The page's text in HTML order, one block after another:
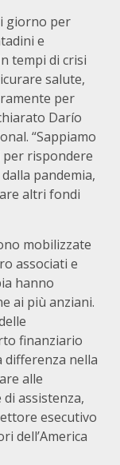
giorno per
e
tempi di crisi
salute,
per
Darío
“Sappiamo
rispondere
pandemia,
altri fondi
mobilizzate
associati e
hanno
ai più anziani.
finanziario
nella
alle
assistenza,
esecutivo
dell’America